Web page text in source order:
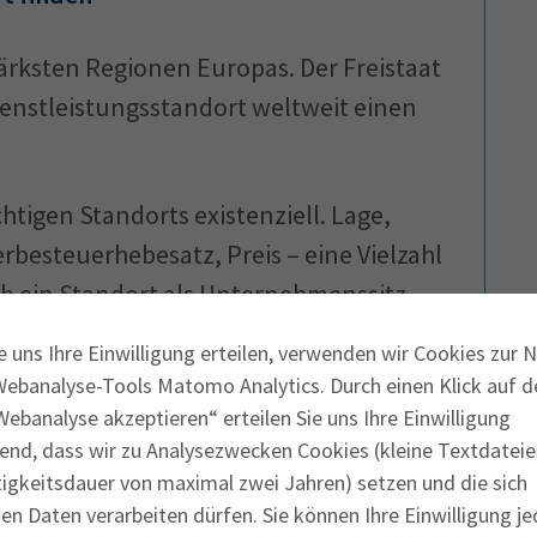
uns Ihre Einwilligung erteilen, verwenden wir Cookies zur
Tools Matomo Analytics. Durch einen Klick auf
akzeptieren“ erteilen Sie uns Ihre Einwilligung
dass wir zu Analysezwecken Cookies (kleine
von maximal zwei Jahren) setzen und die sich
Daten verarbeiten dürfen. Sie können Ihre Einwilligung
Regionen Europas. Der Freistaat
weltweit einen
Standorts existenziell. Lage,
Preis – eine Vielzahl
ein Standort als Unternehmenssitz
Bayern gründen? Ihr Betrieb wird
einen bebauten oder unbebauten
IHK-Standortportal für Bayern!